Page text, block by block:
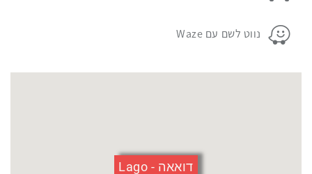
נווט לשם עם Waze
דואאה - Lago